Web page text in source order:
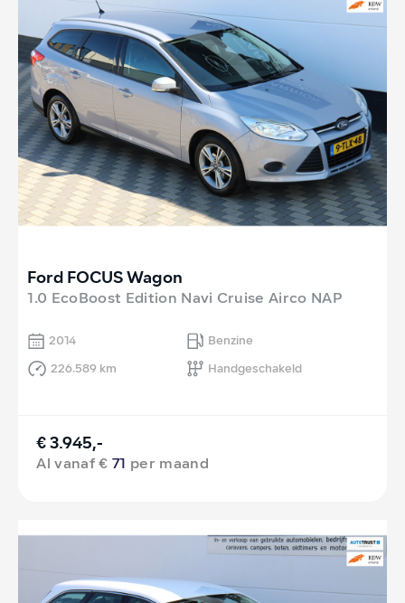
Ford FOCUS Wagon
1.0 EcoBoost Edition Navi Cruise Airco NAP
2014
Benzine
226.589 km
Handgeschakeld
€ 3.945,-
Al vanaf €71 per maand